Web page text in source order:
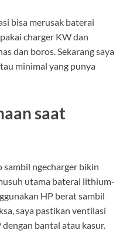
bisa merusak baterai
charger KW dan
dan boros. Sekarang saya
minimal yang punya
saat
ngecharger bikin
utama baterai lithium-
HP berat sambil
saya pastikan ventilasi
bantal atau kasur.